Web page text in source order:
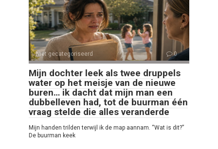
Niet gecategoriseerd 0
Mijn dochter leek als twee druppels
water op het meisje van de nieuwe
buren… ik dacht dat mijn man een
dubbelleven had, tot de buurman één
vraag stelde die alles veranderde
Mijn handen trilden terwijl ik de map aannam. “Wat is dit?”
De buurman keek